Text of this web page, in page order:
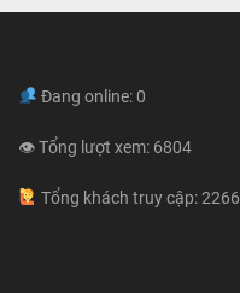
Đang online: 0
👁 Tổng lượt xem: 6804
Tổng khách truy cập: 2266